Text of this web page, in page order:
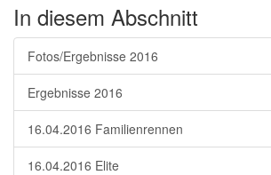
In diesem Abschnitt
Fotos/Ergebnisse 2016
Ergebnisse 2016
16.04.2016 Familienrennen
16.04.2016 Elite